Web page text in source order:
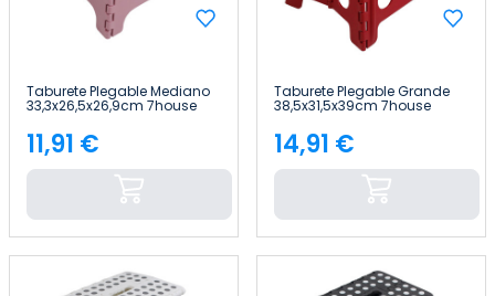
Taburete Plegable Mediano
33,3x26,5x26,9cm 7house
Precio
11,91 €
Taburete Plegable Grande
38,5x31,5x39cm 7house
Precio
14,91 €